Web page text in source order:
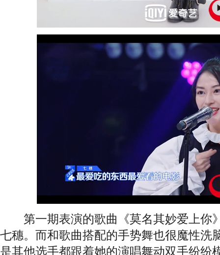
第一期表演的歌曲《莫名其妙爱上你
七穗。而和歌曲搭配的手势舞也很魔性洗
是其他选手都跟着她的演唱舞动双手纷纷